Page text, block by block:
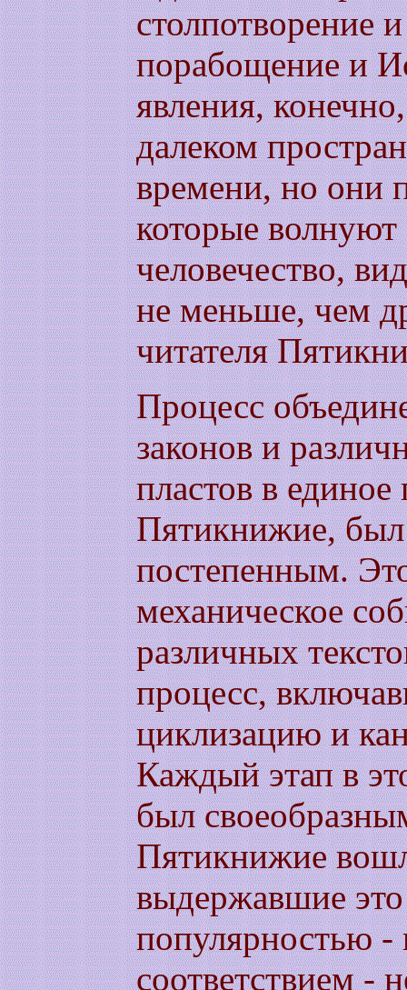
столпотворение
порабощение и
явления,
далеком
времени, но они
которые волнуют
человечество,
не меньше, чем
читателя
Процесс
законов и
пластов в единое
Пятикнижие,
постепенным.
механическое
различных
процесс,
циклизацию и
Каждый этап в
был
Пятикнижие
выдержавшие
популярностью -
соответствием -